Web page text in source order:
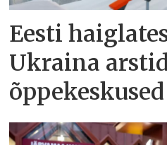
Eesti
Ukraina
õppekeskused